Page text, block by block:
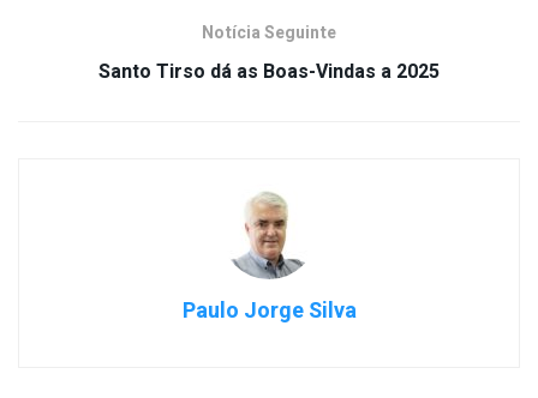
Notícia Seguinte
Santo Tirso dá as Boas-Vindas a 2025
Paulo Jorge Silva